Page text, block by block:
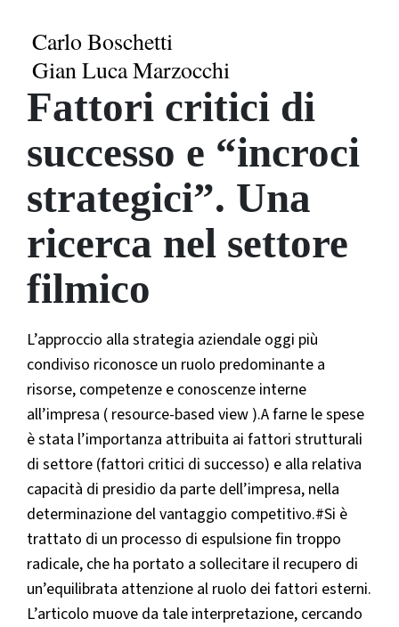
Carlo Boschetti
Gian Luca Marzocchi
Fattori critici di
successo e “incroci
strategici”. Una
ricerca nel settore
filmico
L’approccio alla strategia aziendale oggi più
condiviso riconosce un ruolo predominante a
risorse, competenze e conoscenze interne
all’impresa ( resource-based view ).A farne le spese
è stata l’importanza attribuita ai fattori strutturali
di settore (fattori critici di successo) e alla relativa
capacità di presidio da parte dell’impresa, nella
determinazione del vantaggio competitivo.#Si è
trattato di un processo di espulsione fin troppo
radicale, che ha portato a sollecitare il recupero di
un’equilibrata attenzione al ruolo dei fattori esterni.
L’articolo muove da tale interpretazione, cercando